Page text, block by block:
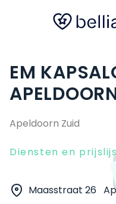
EM
Apeldoorn Zuid
Diensten en
Maasstraat 26